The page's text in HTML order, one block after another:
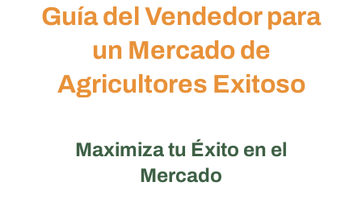
Guía del Vendedor para
un Mercado de
Agricultores Exitoso
Maximiza tu Éxito en el
Mercado